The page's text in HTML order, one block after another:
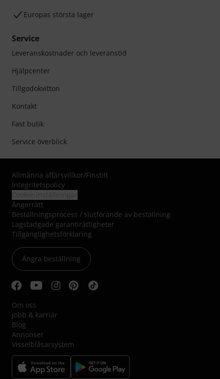
Europas största lager
Service
Leveranskostnader och leveranstid
Hjälpcenter
Tillgodokvitton
Kontakt
Fast butik
Service överblick
Allmänna affärsvillkor/Finstilt
Integritetspolicy
Ångerrätt
Beställningsprocess / slutförande av beställning
Lagstadgade garantirättigheter
Tillgänglighetsförklaring
Ångra beställning
Om oss
Jobb & karriär
Blog
Annonser
Visselblåsarsystem